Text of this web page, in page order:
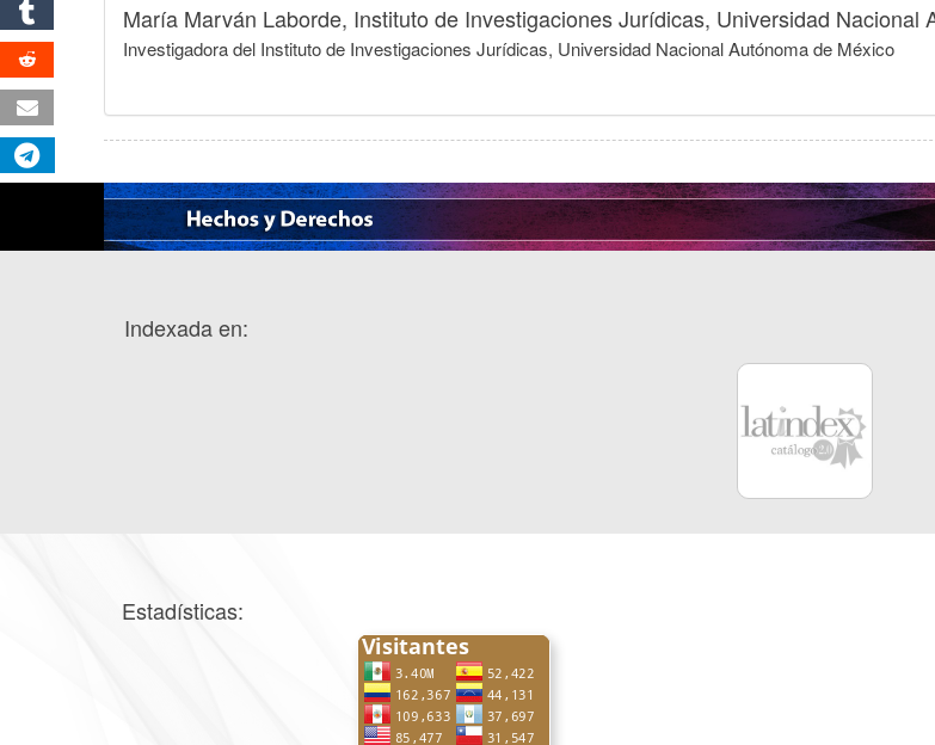
María Marván Laborde, Instituto de Investigaciones Jurídicas, Universidad Nacional
Investigadora del Instituto de Investigaciones Jurídicas, Universidad Nacional Autónoma de México
Indexada en:
Estadísticas: